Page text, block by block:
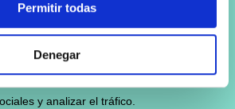
Permitir todas
Denegar
I
n
a
g
T
i
T
o
Y
o
u
b
h
s
cookies. Las cookies de este sitio web se
y analizar el tráfico.